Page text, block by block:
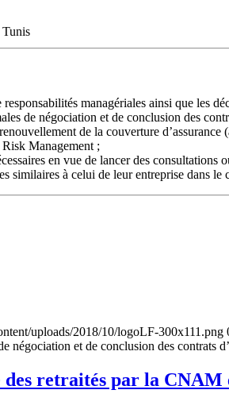
managériales ainsi que les
de négociation et de conclusion des
de la couverture
Management ;
en vue de lancer des
similaires à celui de leur entreprise dans le
uploads/2018/10/logoLF-300x111.png
négociation et de conclusion des contrats
retraités par la CNAM